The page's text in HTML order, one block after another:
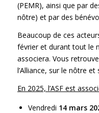
(PEMR), ainsi que par
nôtre) et par des
Beaucoup de ces
février et durant tout le
associera. Vous
l’Alliance, sur le nôtre et
En 2025, l’ASF est
Vendredi 14 mars